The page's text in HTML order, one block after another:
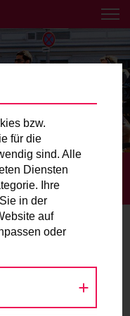
deiner Nähe aus!
und
Hier finden Sie die
Schreiben Sie
bzw.
für die
sind. Alle
Diensten
Ihre
in der
auf
oder